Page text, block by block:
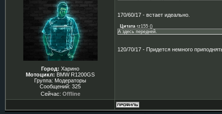
Город: Харино
Мотоцикл: BMW R1200GS
Группа: Модераторы
Сообщений: 325
Сейчас: Offline
170/60/17 - встает идеально.
Цитата rz155 ()
А здесь передней.
120/70/17 - Придется немного